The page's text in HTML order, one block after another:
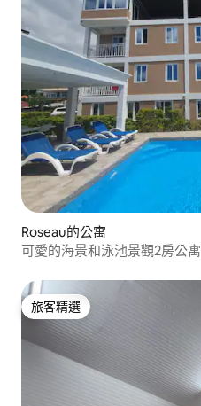
Roseau的公寓
可愛的海景和泳池景觀2房公寓
旅客精選
旅客精選